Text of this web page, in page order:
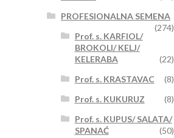
PROFESIONALNA SEMENA
(274)
Prof. s. KARFIOL/
BROKOLI/ KELJ/
KELERABA
(22)
Prof. s. KRASTAVAC
(8)
Prof. s. KUKURUZ
(8)
Prof. s. KUPUS/ SALATA/
SPANAĆ
(50)